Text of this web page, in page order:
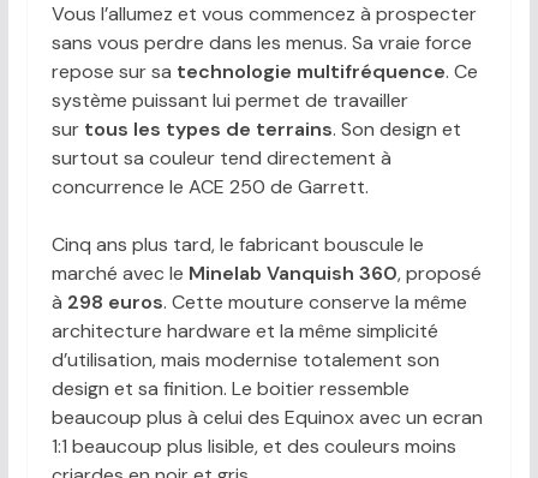
Vous l’allumez et vous commencez à prospecter
sans vous perdre dans les menus. Sa vraie force
repose sur sa technologie multifréquence. Ce
système puissant lui permet de travailler
sur tous les types de terrains. Son design et
surtout sa couleur tend directement à
concurrence le ACE 250 de Garrett.
Cinq ans plus tard, le fabricant bouscule le
marché avec le Minelab Vanquish 360, proposé
à 298 euros. Cette mouture conserve la même
architecture hardware et la même simplicité
d’utilisation, mais modernise totalement son
design et sa finition. Le boitier ressemble
beaucoup plus à celui des Equinox avec un ecran
1:1 beaucoup plus lisible, et des couleurs moins